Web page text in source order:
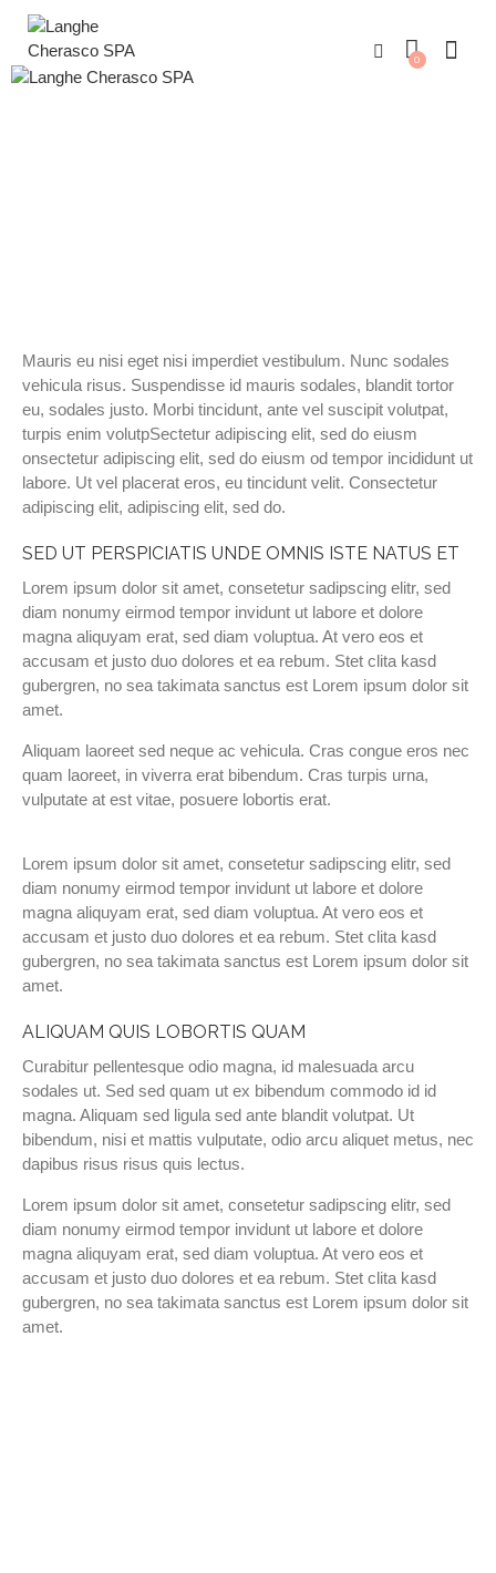
0
Mauris eu nisi eget nisi imperdiet vestibulum. Nunc sodales
vehicula risus. Suspendisse id mauris sodales, blandit tortor
eu, sodales justo. Morbi tincidunt, ante vel suscipit volutpat,
turpis enim volutpSectetur adipiscing elit, sed do eiusm
onsectetur adipiscing elit, sed do eiusm od tempor incididunt ut
labore. Ut vel placerat eros, eu tincidunt velit. Consectetur
adipiscing elit, adipiscing elit, sed do.
SED UT PERSPICIATIS UNDE OMNIS ISTE NATUS ET
Lorem ipsum dolor sit amet, consetetur sadipscing elitr, sed
diam nonumy eirmod tempor invidunt ut labore et dolore
magna aliquyam erat, sed diam voluptua. At vero eos et
accusam et justo duo dolores et ea rebum. Stet clita kasd
gubergren, no sea takimata sanctus est Lorem ipsum dolor sit
amet.
Aliquam laoreet sed neque ac vehicula. Cras congue eros nec
quam laoreet, in viverra erat bibendum. Cras turpis urna,
vulputate at est vitae, posuere lobortis erat.
Lorem ipsum dolor sit amet, consetetur sadipscing elitr, sed
diam nonumy eirmod tempor invidunt ut labore et dolore
magna aliquyam erat, sed diam voluptua. At vero eos et
accusam et justo duo dolores et ea rebum. Stet clita kasd
gubergren, no sea takimata sanctus est Lorem ipsum dolor sit
amet.
ALIQUAM QUIS LOBORTIS QUAM
Curabitur pellentesque odio magna, id malesuada arcu
sodales ut. Sed sed quam ut ex bibendum commodo id id
magna. Aliquam sed ligula sed ante blandit volutpat. Ut
bibendum, nisi et mattis vulputate, odio arcu aliquet metus, nec
dapibus risus risus quis lectus.
Lorem ipsum dolor sit amet, consetetur sadipscing elitr, sed
diam nonumy eirmod tempor invidunt ut labore et dolore
magna aliquyam erat, sed diam voluptua. At vero eos et
accusam et justo duo dolores et ea rebum. Stet clita kasd
gubergren, no sea takimata sanctus est Lorem ipsum dolor sit
amet.